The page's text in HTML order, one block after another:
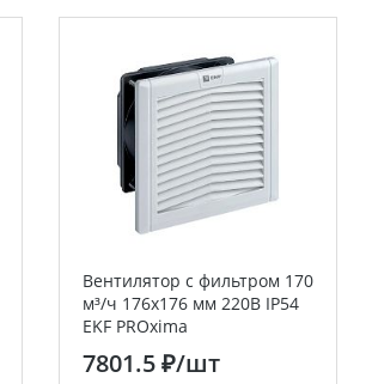
Вентилятор с фильтром 170
м³/ч 176x176 мм 220В IP54
EKF PROxima
7801.5 ₽/шт